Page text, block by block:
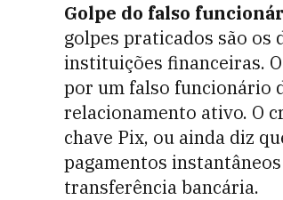
Golpe do falso
golpes praticados são os
instituições financeiras.
por um falso funcionário
relacionamento ativo. O
chave Pix, ou ainda diz
pagamentos
transferência bancária.